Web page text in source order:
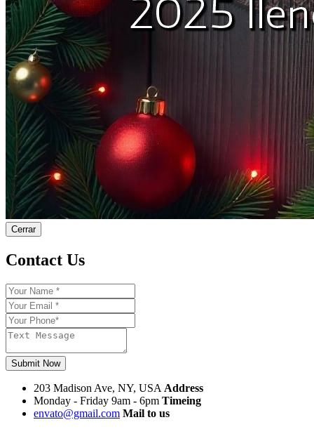
Cerrar
Contact Us
Submit Now
203 Madison Ave, NY, USA Address
Monday - Friday 9am - 6pm Timeing
envato@gmail.com Mail to us